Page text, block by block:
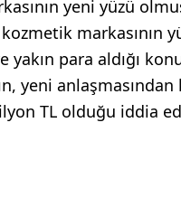
yeni yüzü
markasının
yakın para aldığı
yeni anlaşmasından
TL olduğu iddia